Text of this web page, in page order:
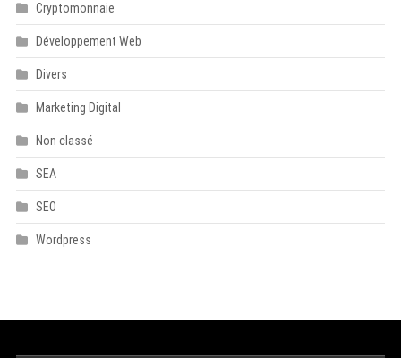
Cryptomonnaie
Développement Web
Divers
Marketing Digital
Non classé
SEA
SEO
Wordpress